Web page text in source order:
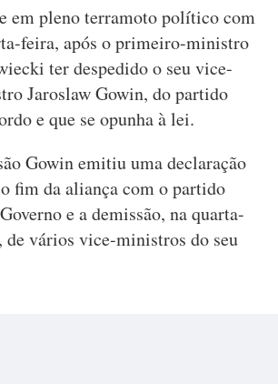
em pleno terramoto político com
feira, após o primeiro-ministro
ter despedido o seu vice-
Jaroslaw Gowin, do partido
e que se opunha à lei.
Gowin emitiu uma declaração
fim da aliança com o partido
e a demissão, na quarta-
de vários vice-ministros do seu